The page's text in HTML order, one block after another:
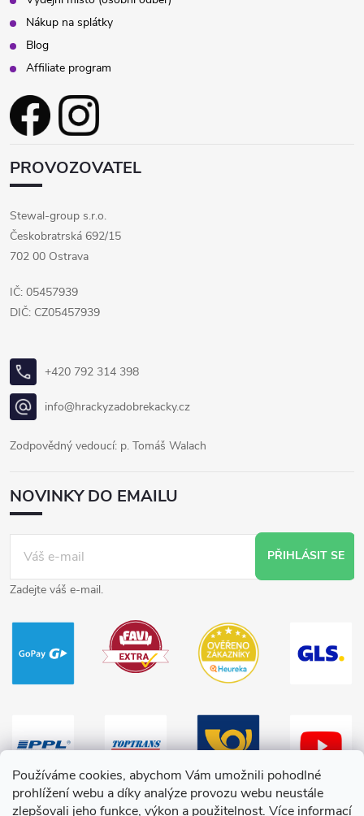
Používáme cookies, abychom Vám umožnili pohodlné
prohlížení webu a díky analýze provozu webu neustále
zlepšovali jeho funkce, výkon a použitelnost. Více informací
Nákup na splátky
Blog
Affiliate program
PROVOZOVATEL
Stewal-group s.r.o.
Českobratrská 692/15
702 00 Ostrava
IČ: 05457939
DIČ: CZ05457939
+420 792 314 398
info@hrackyzadobrekacky.cz
Zodpovědný vedoucí: p. Tomáš Walach
NOVINKY DO EMAILU
PŘIHLÁSIT SE
Zadejte váš e-mail.